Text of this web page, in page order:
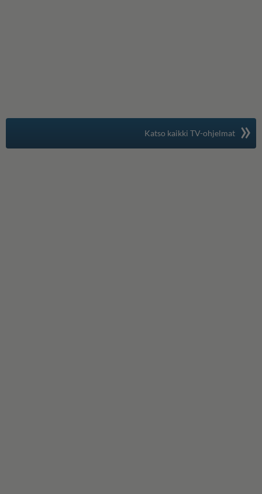
Katso kaikki TV-ohjelmat »